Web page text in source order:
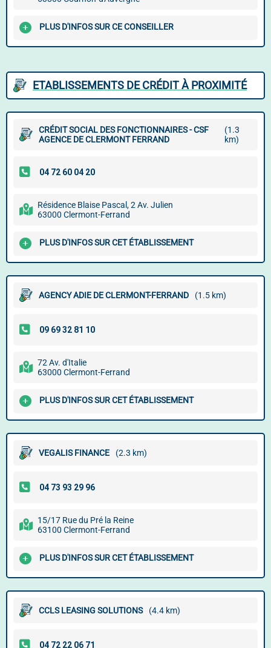
PLUS D'INFOS SUR CE CONSEILLER
ETABLISSEMENTS DE CRÉDIT À PROXIMITÉ
CRÉDIT SOCIAL DES FONCTIONNAIRES - CSF
AGENCE DE CLERMONT FERRAND
(1.3
km)
Résidence Blaise Pascal, 2 Av. Julien
63000 Clermont-Ferrand
PLUS D'INFOS SUR CET ÉTABLISSEMENT
AGENCY ADIE DE CLERMONT-FERRAND (1.5 km)
72 Av. d'Italie
63000 Clermont-Ferrand
PLUS D'INFOS SUR CET ÉTABLISSEMENT
VEGALIS FINANCE (2.3 km)
15/17 Rue du Pré la Reine
63100 Clermont-Ferrand
PLUS D'INFOS SUR CET ÉTABLISSEMENT
CCLS LEASING SOLUTIONS (4.4 km)